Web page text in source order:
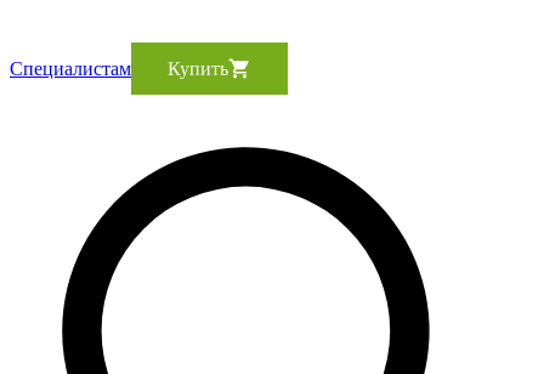
Cпециалистам Купить